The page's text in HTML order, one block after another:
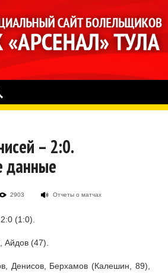
– 2:0.
данные
2903 Отчеты о матчах
(1:0).
Айдов (47).
Денисов, Берхамов (Калешин, 89),